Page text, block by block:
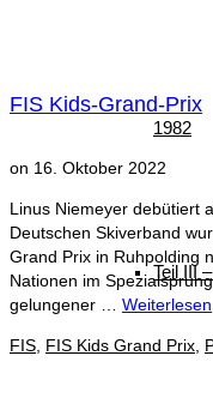
1982
Teil III
FIS Kids-Grand-Prix
on 16. Oktober 2022
Linus Niemeyer debütiert
Deutschen Skiverband
Grand Prix in Ruhpolding
Nationen im
gelungener … Weiterlesen
FIS FIS Kids Grand Prix